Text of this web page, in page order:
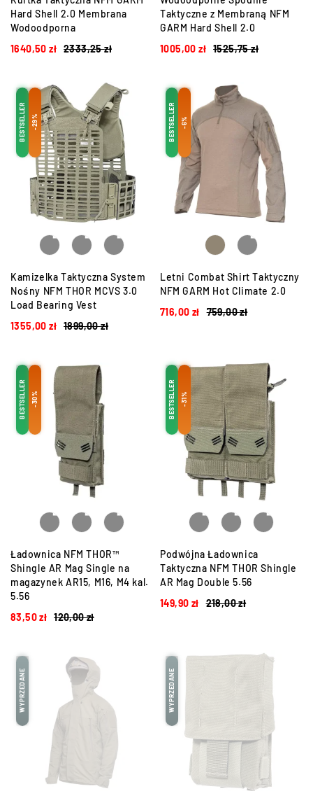
Hard Shell 2.0 Membrana
Wodoodporna
2333,25zł
1640,50zł
Taktyczne z Membraną NFM
GARM Hard Shell 2.0
1525,75zł
1005,00zł
BESTSELLER -29%
Kamizelka Taktyczna System
Nośny NFM THOR MCVS 3.0
Load Bearing Vest
1899,00zł
1355,00zł
BESTSELLER -6%
Letni Combat Shirt Taktyczny
NFM GARM Hot Climate 2.0
759,00zł
716,00 zł
BESTSELLER -30%
Ładownica NFM THOR™
Shingle AR Mag Single na
magazynek AR15, M16, M4 kal.
5.56
120,00zł
83,50zł
BESTSELLER -31%
Podwójna Ładownica
Taktyczna NFM THOR Shingle
AR Mag Double 5.56
218,00zł
149,90 zł
WYPRZEDANE WYPRZEDANE